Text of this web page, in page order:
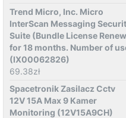
Trend Micro, Inc. Micro
InterScan Messaging
Suite (Bundle License
for 18 months. Number of
(IX00062826)
69.38zł
Spacetronik Zasilacz Cctv
12V 15A Max 9 Kamer
Monitoring (12V15A9CH)